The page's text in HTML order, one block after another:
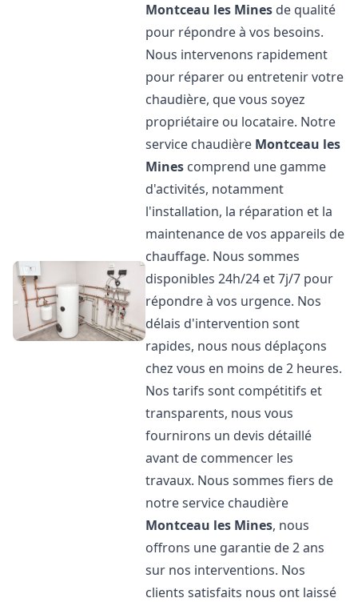
Montceau les Mines de qualité
pour répondre à vos besoins.
Nous intervenons rapidement
pour réparer ou entretenir votre
chaudière, que vous soyez
propriétaire ou locataire. Notre
service chaudière Montceau les
Mines comprend une gamme
d'activités, notamment
l'installation, la réparation et la
maintenance de vos appareils de
chauffage. Nous sommes
disponibles 24h/24 et 7j/7 pour
répondre à vos urgence. Nos
délais d'intervention sont
rapides, nous nous déplaçons
chez vous en moins de 2 heures.
Nos tarifs sont compétitifs et
transparents, nous vous
fournirons un devis détaillé
avant de commencer les
travaux. Nous sommes fiers de
notre service chaudière
Montceau les Mines, nous
offrons une garantie de 2 ans
sur nos interventions. Nos
clients satisfaits nous ont laissé